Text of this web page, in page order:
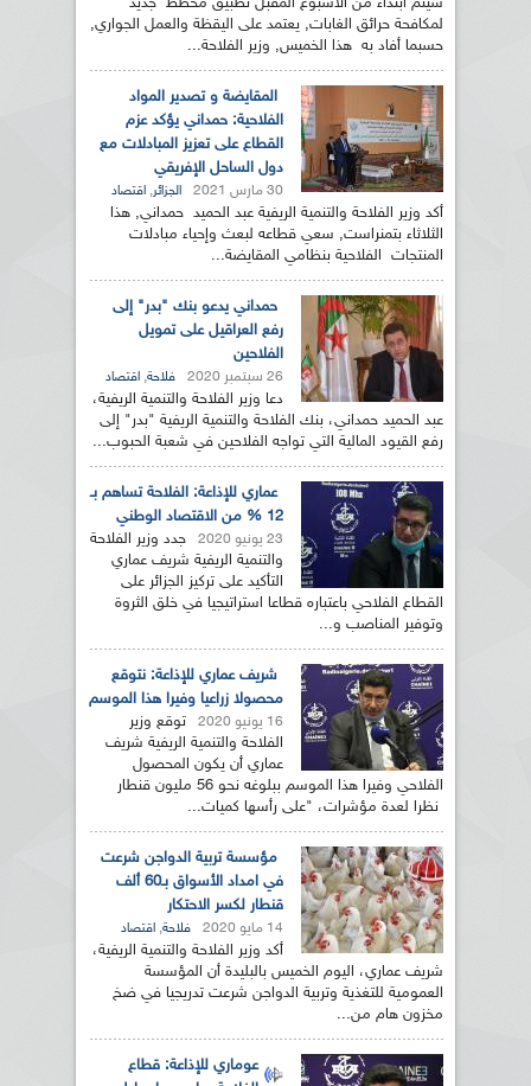
سيتم ابتداء من الأسبوع المقبل تطبيق مخطط جديد
لمكافحة حرائق الغابات, يعتمد على اليقظة والعمل الجواري,
حسبما أفاد به هذا الخميس, وزير الفلاحة...
المقايضة و تصدير المواد
الفلاحية: حمداني يؤكد عزم
القطاع على تعزيز المبادلات مع
دول الساحل الإفريقي
30 مارس 2021 الجزائر, اقتصاد
أكد وزير الفلاحة والتنمية الريفية عبد الحميد حمداني, هذا
الثلاثاء بتمنراست, سعي قطاعه لبعث وإحياء مبادلات
المنتجات الفلاحية بنظامي المقايضة...
حمداني يدعو بنك "بدر" إلى
رفع العراقيل على تمويل
الفلاحين
26 سبتمبر 2020 فلاحة, اقتصاد
دعا وزير الفلاحة والتنمية الريفية،
عبد الحميد حمداني، بنك الفلاحة والتنمية الريفية "بدر" إلى
رفع القيود المالية التي تواجه الفلاحين في شعبة الحبوب...
عماري للإذاعة: الفلاحة تساهم بـ
12 % من الاقتصاد الوطني
23 يونيو 2020
جدد وزير الفلاحة
والتنمية الريفية شريف عماري
التأكيد على تركيز الجزائر على
القطاع الفلاحي باعتباره قطاعا استراتيجيا في خلق الثروة
وتوفير المناصب و...
شريف عماري للإذاعة: نتوقع
محصولا زراعيا وفيرا هذا الموسم
16 يونيو 2020
توقع وزير
الفلاحة والتنمية الريفية شريف
عماري أن يكون المحصول
الفلاحي وفيرا هذا الموسم ببلوغه نحو 56 مليون قنطار
نظرا لعدة مؤشرات، "على رأسها كميات...
مؤسسة تربية الدواجن شرعت
في امداد الأسواق بـ60 ألف
قنطار لكسر الاحتكار
14 مايو 2020 فلاحة, اقتصاد
أكد وزير الفلاحة والتنمية الريفية،
شريف عماري، اليوم الخميس بالبليدة أن المؤسسة
العمومية للتغذية وتربية الدواجن شرعت تدريجيا في ضخ
مخزون هام من...
عوماري للإذاعة: قطاع